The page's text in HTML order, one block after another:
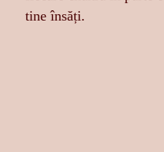
tine însăți.